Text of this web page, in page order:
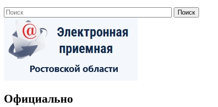
Официально